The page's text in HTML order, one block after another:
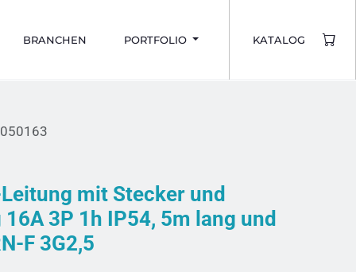
BRANCHEN PORTFOLIO KATALOG
Leitung mit Stecker und
3P 1h IP54, 5m lang und
F 3G2,5